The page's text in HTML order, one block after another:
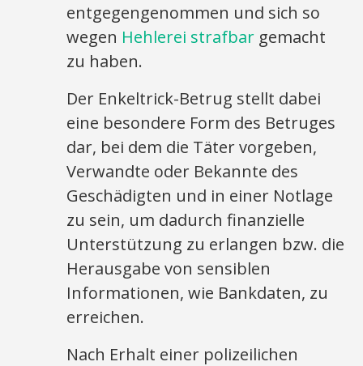
entgegengenommen und sich so
wegen Hehlerei strafbar gemacht
zu haben.
Der Enkeltrick-Betrug stellt dabei
eine besondere Form des Betruges
dar, bei dem die Täter vorgeben,
Verwandte oder Bekannte des
Geschädigten und in einer Notlage
zu sein, um dadurch finanzielle
Unterstützung zu erlangen bzw. die
Herausgabe von sensiblen
Informationen, wie Bankdaten, zu
erreichen.
Nach Erhalt einer polizeilichen